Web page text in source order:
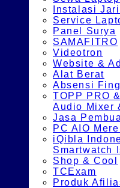
Instalasi
Service
Panel Surya
SAMAFITRO
Videotron
Website &
Alat Berat
Absensi
TOPP PRO
Audio Mixer
Jasa
PC AIO
iQibla
Smartwatch
Shop & Cool
TCExam
Produk